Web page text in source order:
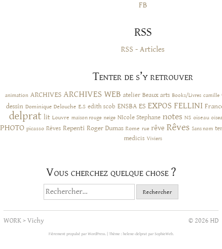
FB
RSS
RSS - Articles
Tenter de s’y retrouver
animation ARCHIVES ARCHIVES WEB atelier Beaux arts Books/Livres camille
dessin Dominique Delouche E.S edith scob ENSBA ES EXPOS FELLINI
delprat lit Louvre maison rouge neige NIcole Stephane notes NS oiseau
PHOTO picasso Rêves Repenti Roger Dumas Rome rue rêve Rêves Sans nom
medicis Viviers
Vous cherchez quelque chose ?
Rechercher :
WORK>Vichy © 2026 HD
Fièrement propulsé par WordPress. Thème : helene-delprat par SophieWeb.